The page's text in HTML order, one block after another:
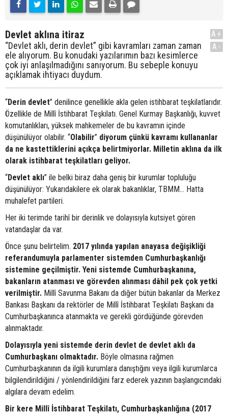
Devlet aklına itiraz
“Devlet aklı, derin devlet” gibi kavramları zaman zaman
ele alıyorum. Bu konudaki yazılarımın bazı kesimlerce
çok iyi anlaşılmadığını sanıyorum. Bu sebeple konuyu
açıklamak ihtiyacı duydum.
A+
A-
“Derin devlet” denilince genellikle akla gelen istihbarat teşkilatlarıdır.
Özellikle de Millî İstihbarat Teşkilatı. Genel Kurmay Başkanlığı, kuvvet
komutanlıkları, yüksek mahkemeler de bu kavramın içinde
düşünülüyor olabilir. “Olabilir” diyorum çünkü kavramı kullananlar
da ne kastettiklerini açıkça belirtmiyorlar. Milletin aklına da ilk
olarak istihbarat teşkilatları geliyor.
“Devlet aklı” ile belki biraz daha geniş bir kurumlar topluluğu
düşünülüyor: Yukarıdakilere ek olarak bakanlıklar, TBMM… Hatta
muhalefet partileri.
Her iki terimde tarihî bir derinlik ve dolayısıyla kutsiyet gören
vatandaşlar da var.
Önce şunu belirtelim. 2017 yılında yapılan anayasa değişikliği
referandumuyla parlamenter sistemden Cumhurbaşkanlığı
sistemine geçilmiştir. Yeni sistemde Cumhurbaşkanına,
bakanların atanması ve görevden alınması dâhil pek çok yetki
verilmiştir. Millî Savunma Bakanı da diğer bütün bakanlar da Merkez
Bankası Başkanı da rektörler de Millî İstihbarat Teşkilatı Başkanı da
Cumhurbaşkanınca atanmakta ve gerekli gördüğünde görevden
alınmaktadır.
Dolayısıyla yeni sistemde derin devlet de devlet aklı da
Cumhurbaşkanı olmaktadır. Böyle olmasına rağmen
Cumhurbaşkanının da ilgili kurumlara danıştığını veya ilgili kurumlarca
bilgilendirildiğini / yönlendirildiğini farz ederek yazının başlangıcındaki
algılara devam edelim.
Bir kere Millî İstihbarat Teşkilatı, Cumhurbaşkanlığına (2017